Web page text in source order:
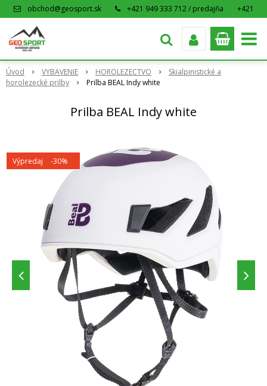
obchod@geosport.sk +421 949 333 712 / predajňa
+421
Úvod VYBAVENIE HOROLEZECTVO
Skialpinistické a
horolezecké prilby
Prilba BEAL Indy white
Prilba BEAL Indy white
Výpredaj -30%